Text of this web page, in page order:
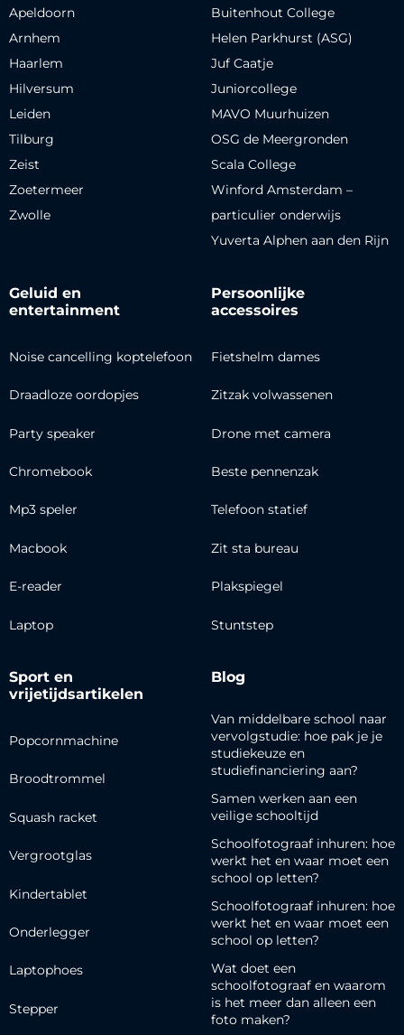
Apeldoorn
Arnhem
Haarlem
Hilversum
Leiden
Tilburg
Zeist
Zoetermeer
Zwolle
Buitenhout College
Helen Parkhurst (ASG)
Juf Caatje
Juniorcollege
MAVO Muurhuizen
OSG de Meergronden
Scala College
Winford Amsterdam –
particulier onderwijs
Yuverta Alphen aan den Rijn
Geluid en
entertainment
Noise cancelling koptelefoon
Draadloze oordopjes
Party speaker
Chromebook
Mp3 speler
Macbook
E-reader
Laptop
Persoonlijke
accessoires
Fietshelm dames
Zitzak volwassenen
Drone met camera
Beste pennenzak
Telefoon statief
Zit sta bureau
Plakspiegel
Stuntstep
Sport en
vrijetijdsartikelen
Popcornmachine
Broodtrommel
Squash racket
Vergrootglas
Kindertablet
Onderlegger
Laptophoes
Stepper
Blog
Van middelbare school naar
vervolgstudie: hoe pak je je
studiekeuze en
studiefinanciering aan?
Samen werken aan een
veilige schooltijd
Schoolfotograaf inhuren: hoe
werkt het en waar moet een
school op letten?
Schoolfotograaf inhuren: hoe
werkt het en waar moet een
school op letten?
Wat doet een
schoolfotograaf en waarom
is het meer dan alleen een
foto maken?